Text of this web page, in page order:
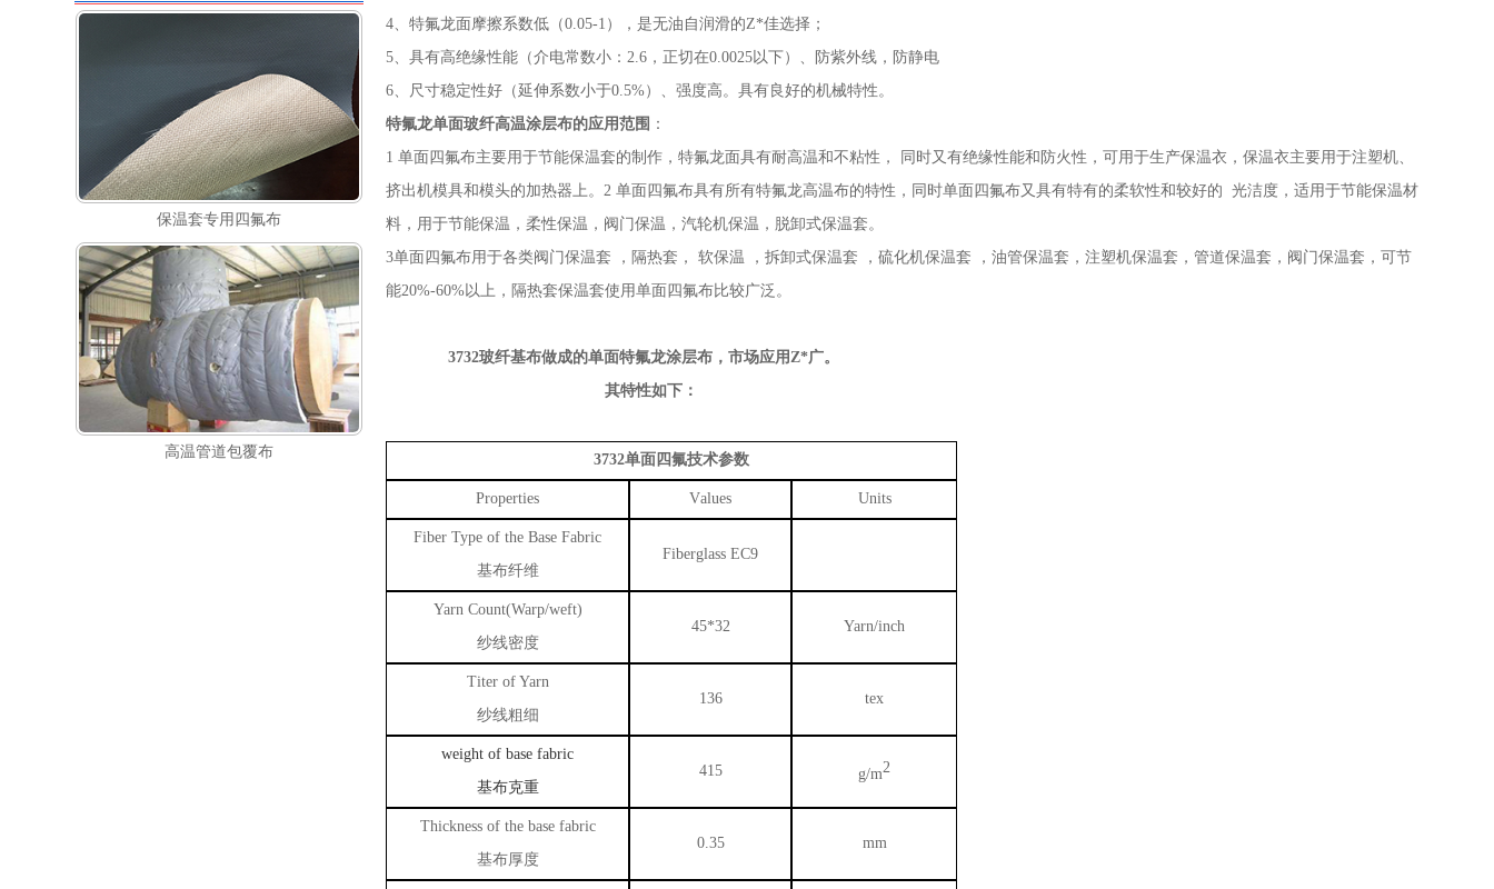
保温套专用四氟布
高温管道包覆布
4、 特氟龙面摩擦系数低 （0.05-1 ）
，是无油自润滑的Z*佳选择；
5、 具有高绝缘性能（介电常数小： 2.6 ， 正切在0.0025以下）、防紫外线，防静电
6、 尺寸稳定性好（延伸系数小于0.5%）、强度高。具有良好的机械特性。
特氟龙单面玻纤高温涂层布的应用范围 ：
1 单面四氟布主要用于节能保温套的制作，特氟龙面具有耐高温和不粘性， 同时又有绝缘性能和防火性，可用于生产保温衣，保温衣主要用于注塑机、
挤出机模具和模头的加热器上。2 单面四氟布具有所有特氟龙高温布的特性，同时单面四氟布又具有特有的柔软性和较好的 光洁度，适用于节能保温材
料，用于节能保温，柔性保温，阀门保温，汽轮机保温，脱卸式保温套。
3单面四氟布用于各类阀门保温套 ，隔热套， 软保温 ，拆卸式保温套 ，硫化机保温套 ，油管保温套，注塑机保温套 ，管道保温套，阀门保温套，可节
能20%-60%以上，隔热套保温套使用单面四氟布比较广泛。
3732玻纤基布做成的单面特氟龙涂层布，市场应用Z*广。
其特性如下：
3732单面四氟技术参数
Properties Values Units
Fiber Type of the Base Fabric
基布纤维
Fiberglass EC9
Yarn Count(Warp/weft)
纱线密度
45*32 Yarn/inch
Titer of Yarn
纱线粗细
136 tex
weight of base fabric
基布克重
415 g/m2
Thickness of the base fabric
基布厚度
0.35 mm